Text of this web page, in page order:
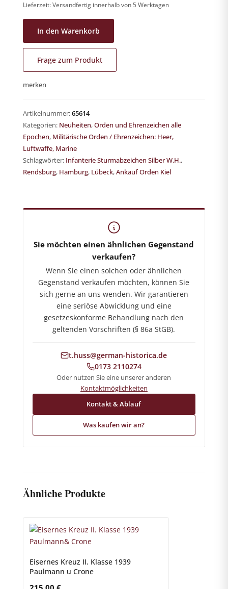
Lieferzeit:Versandfertig innerhalb von 5 Werktagen
In den Warenkorb
merken
Frage zum Produkt
Artikelnummer:65614
Kategorien: Neuheiten,Orden und Ehrenzeichen alle
Epochen, Militärische Orden / Ehrenzeichen: Heer,
Luftwaffe, Marine
Schlagwörter: Infanterie Sturmabzeichen Silber W.H.,
Rendsburg, Hamburg, Lübeck,Ankauf Orden Kiel
Sie möchten einen ähnlichen Gegenstand
verkaufen?
Wenn Sie einen solchen oder ähnlichen
Gegenstand verkaufen möchten, können Sie
sich gerne an uns wenden. Wir garantieren
eine seriöse Abwicklung und eine
gesetzeskonforme Behandlung nach den
geltenden Vorschriften (§ 86a StGB).
t.huss@german-historica.de
0173 2110274
Oder nutzen Sie eine unserer anderen
Kontaktmöglichkeiten
Kontakt & Ablauf
Was kaufen wir an?
Ähnliche Produkte
Eisernes Kreuz II. Klasse 1939
Paulmann u Crone